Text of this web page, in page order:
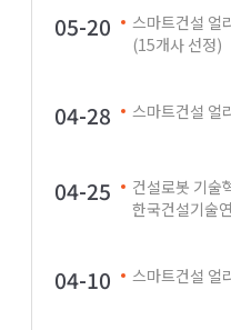
05-20
스마트건설 얼
(15개사 선정)
04-28 스마트건설 얼
04-25
건설로봇 기술
한국건설기술
04-10 스마트건설 얼